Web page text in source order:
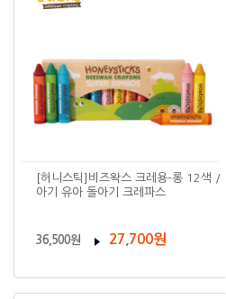
[허니스틱]비즈왁스 크레용-롱 12색 /
아기 유아 돌아기 크레파스
36,500원 27,700원